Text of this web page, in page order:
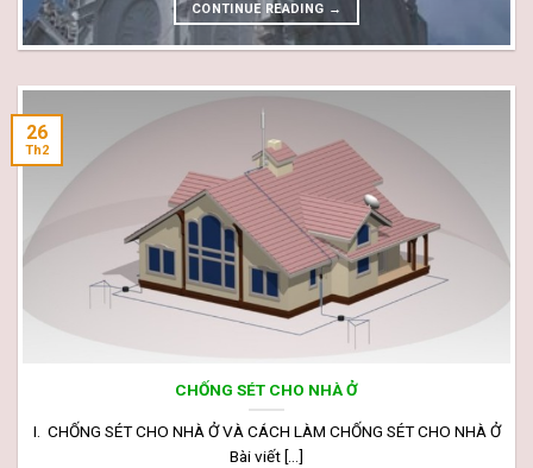
CONTINUE READING →
CHỐNG SÉT CHO NHÀ Ở
I. CHỐNG SÉT CHO NHÀ Ở VÀ CÁCH LÀM CHỐNG SÉT CHO NHÀ Ở
Bài viết [...]
26
Th2